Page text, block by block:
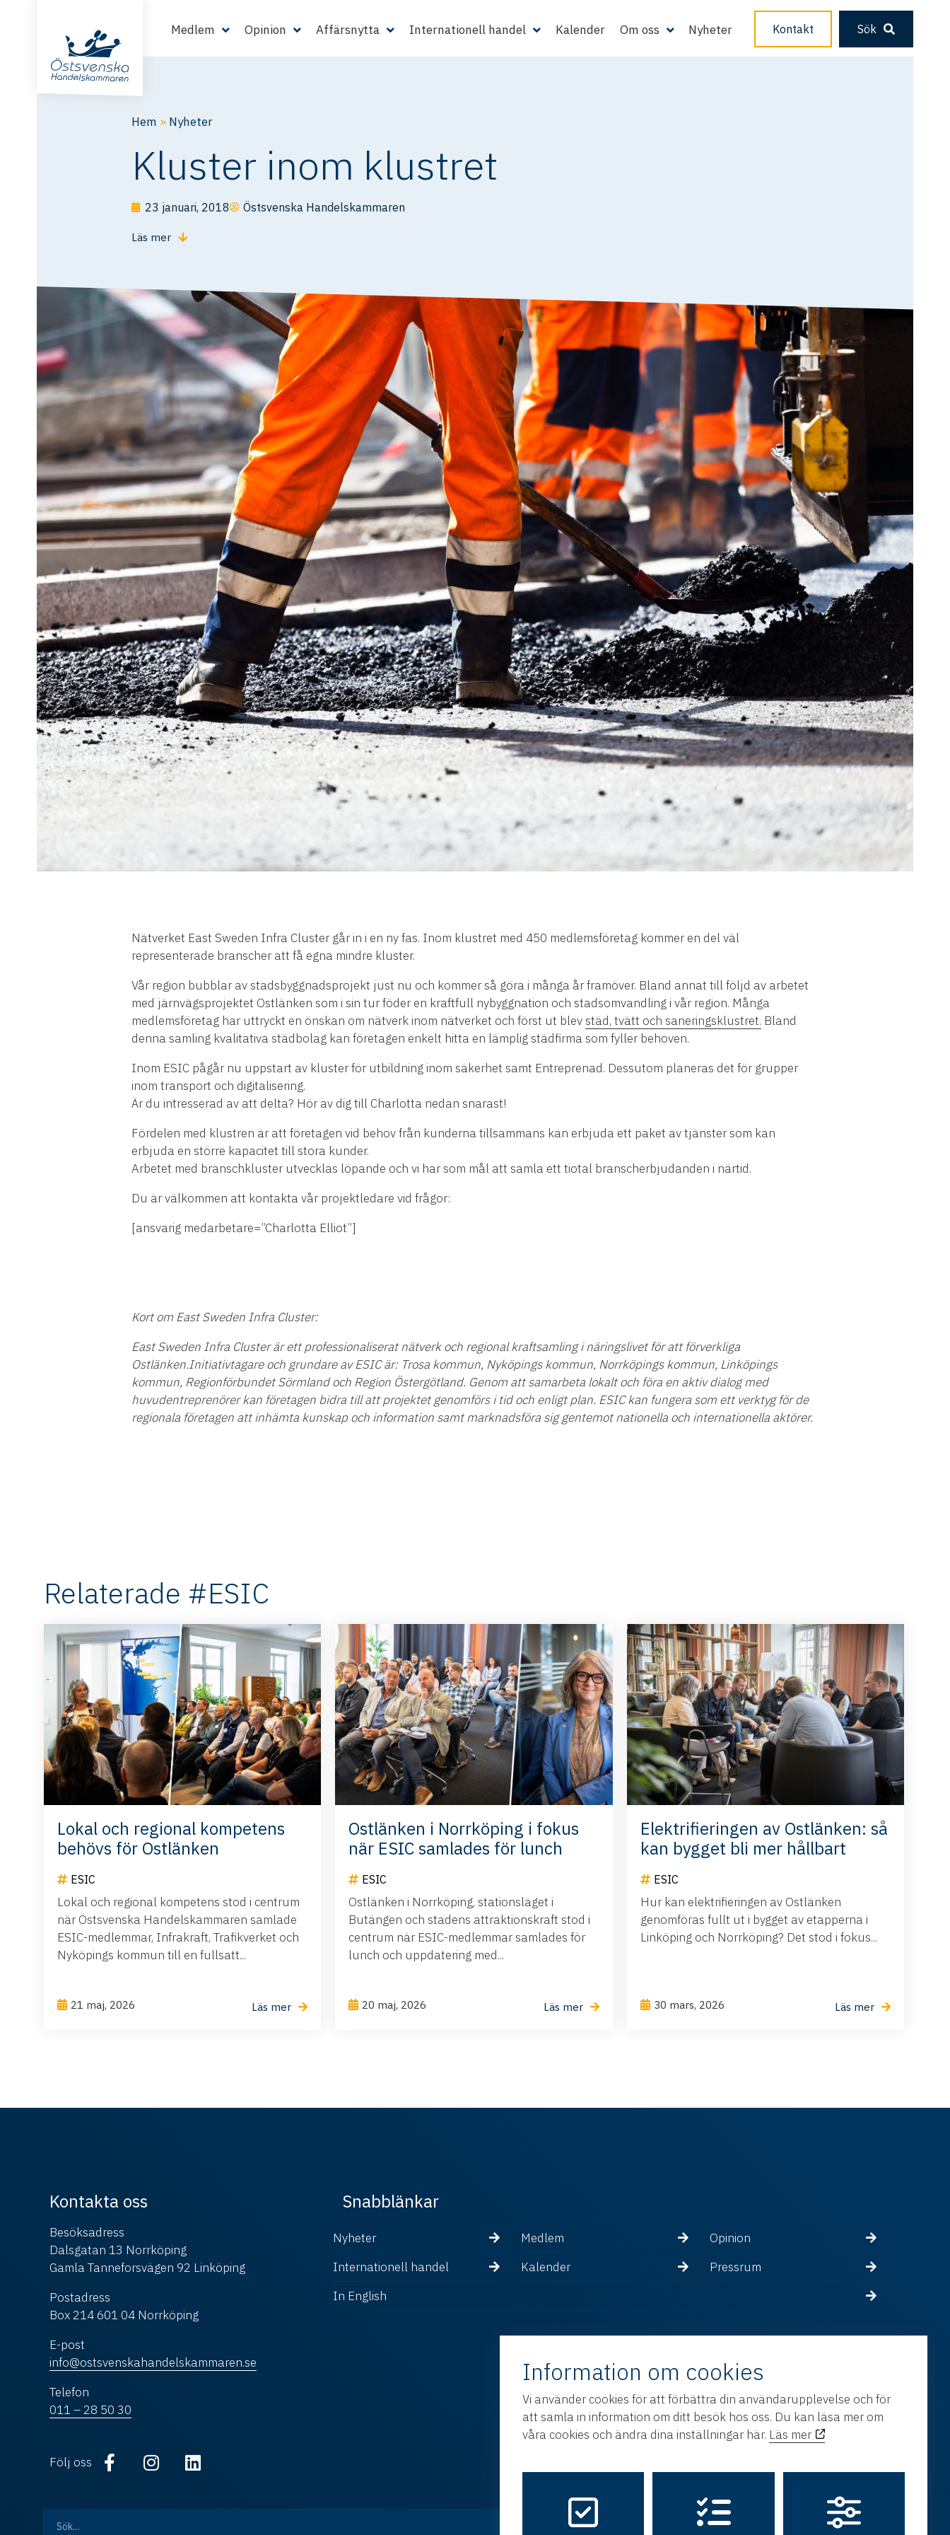
Medlem Opinion Affärsnytta Internationell handel Kalender Om oss Nyheter Kontakt Sök
Hem » Nyheter
Kluster inom klustret
23 januari, 2018 Östsvenska Handelskammaren
Läs mer
Nätverket East Sweden Infra Cluster går in i en ny fas. Inom klustret med 450 medlemsföretag kommer en del väl
representerade branscher att få egna mindre kluster.
Vår region bubblar av stadsbyggnadsprojekt just nu och kommer så göra i många år framöver. Bland annat till följd av arbetet
med järnvägsprojektet Ostlänken som i sin tur föder en kraftfull nybyggnation och stadsomvandling i vår region. Många
medlemsföretag har uttryckt en önskan om nätverk inom nätverket och först ut blevstäd, tvätt och saneringsklustret. Bland
denna samling kvalitativa städbolag kan företagen enkelt hitta en lämplig städfirma som fyller behoven.
Inom ESIC pågår nu uppstart av kluster för utbildning inom säkerhet samt Entreprenad. Dessutom planeras det för grupper
inom transport och digitalisering.
Är du intresserad av att delta? Hör av dig till Charlotta nedan snarast!
Fördelen med klustren är att företagen vid behov från kunderna tillsammans kan erbjuda ett paket av tjänster som kan
erbjuda en större kapacitet till stora kunder.
Arbetet med branschkluster utvecklas löpande och vi har som mål att samla ett tiotal branscherbjudanden i närtid.
Du är välkommen att kontakta vår projektledare vid frågor:
[ansvarig medarbetare=”Charlotta Elliot”]
Kort om East Sweden Infra Cluster:
East Sweden Infra Cluster är ett professionaliserat nätverk och regional kraftsamling i näringslivet för att förverkliga
Ostlänken.Initiativtagare och grundare av ESIC är: Trosa kommun, Nyköpings kommun, Norrköpings kommun, Linköpings
kommun, Regionförbundet Sörmland och Region Östergötland. Genom att samarbeta lokalt och föra en aktiv dialog med
huvudentreprenörer kan företagen bidra till att projektet genomförs i tid och enligt plan. ESIC kan fungera som ett verktyg för de
regionala företagen att inhämta kunskap och information samt marknadsföra sig gentemot nationella och internationella aktörer.
Relaterade #ESIC
Lokal och regional kompetens
behövs för Ostlänken
ESIC
Lokal och regional kompetens stod i centrum
när Östsvenska Handelskammaren samlade
ESIC-medlemmar, Infrakraft, Trafikverket och
Nyköpings kommun till en fullsatt...
21 maj, 2026 Läs mer
Ostlänken i Norrköping i fokus
när ESIC samlades för lunch
ESIC
Ostlänken i Norrköping, stationsläget i
Butängen och stadens attraktionskraft stod i
centrum när ESIC-medlemmar samlades för
lunch och uppdatering med...
20 maj, 2026 Läs mer
Elektrifieringen av Ostlänken: så
kan bygget bli mer hållbart
ESIC
Hur kan elektrifieringen av Ostlänken
genomföras fullt ut i bygget av etapperna i
Linköping och Norrköping? Det stod i fokus...
30 mars, 2026 Läs mer
Kontakta oss
Besöksadress
Dalsgatan 13 Norrköping
Gamla Tanneforsvägen 92 Linköping
Postadress
Box 214 601 04 Norrköping
E-post
info@ostsvenskahandelskammaren.se
Telefon
011 – 28 50 30
Följ oss
Snabblänkar
Nyheter Medlem
Opinion
Internationell handel
Kalender
Pressrum
In English
Information om cookies
Vi använder cookies för att förbättra din användarupplevelse och för
att samla in information om ditt besök hos oss. Du kan läsa mer om
våra cookies och ändra dina inställningar här. Läs mer